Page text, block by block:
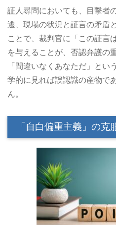
証人尋問においても、目撃者
遷、現場の状況と証言の矛盾
ことで、裁判官に「この証言
を与えることが、否認弁護の
「間違いなくあなただ」とい
学的に見れば誤認識の産物で
ん。
「自白偏重主義」の克